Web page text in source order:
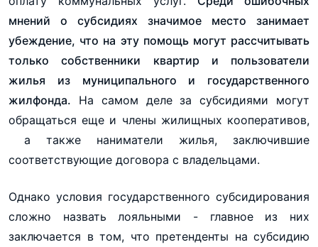
мнений о субсидиях значимое место занимает
убеждение, что на эту помощь могут рассчитывать
только собственники квартир и пользователи
жилья из муниципального и государственного
жилфонда. На самом деле за субсидиями могут
обращаться еще и члены жилищных кооперативов,
а также наниматели жилья, заключившие
соответствующие договора с владельцами.
Однако условия государственного субсидирования
сложно назвать лояльными - главное из них
заключается в том, что претенденты на субсидию